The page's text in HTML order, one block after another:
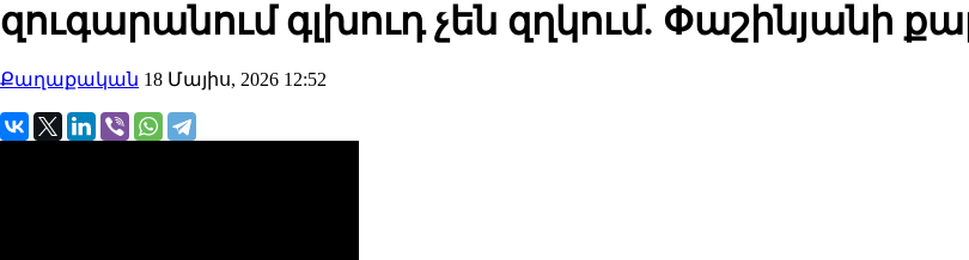
զուգարանում գլխուդ չեն զղկում. Փաշինյանի
Քաղաքական 18 Մայիս, 2026 12:52